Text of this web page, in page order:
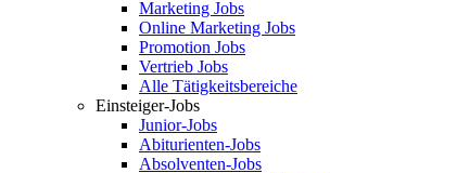
Marketing Jobs
Online Marketing Jobs
Promotion Jobs
Vertrieb Jobs
Alle Tätigkeitsbereiche
Einsteiger-Jobs
Junior-Jobs
Abiturienten-Jobs
Absolventen-Jobs